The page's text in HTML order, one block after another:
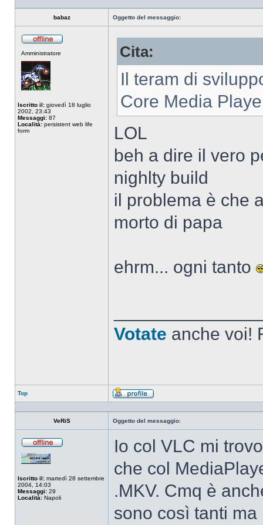
babaz Oggetto del messaggio:
Amministratore
Iscritto il: giovedì 18 luglio
2002, 23:43
Messaggi: 87
Località: persistent web life
form
Cita:
Il teram di
Core Media
LOL
beh a dire il vero
nighlty build
il problema è che
morto di papa
ehrm... ogni tanto
Votate anche voi!
Top
Profilo
VeRiS Oggetto del messaggio:
Iscritto il: martedì 28 settembre
2004, 14:03
Messaggi: 29
Località: Napoli
Io col VLC mi
che col
.MKV. Cmq è
sono così tanti